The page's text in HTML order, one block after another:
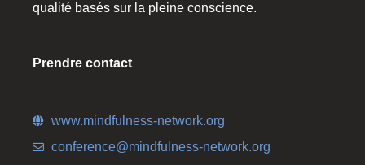
qualité basés sur la pleine conscience.
Prendre contact
www.mindfulness-network.org
conference@mindfulness-network.org